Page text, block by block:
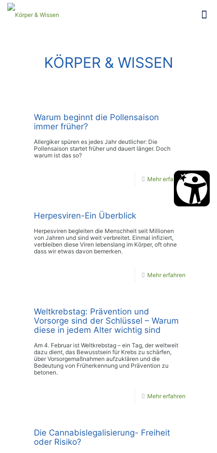
KÖRPER & WISSEN
Warum beginnt die Pollensaison
immer früher?
Allergiker spüren es jedes Jahr deutlicher: Die
Pollensaison startet früher und dauert länger. Doch
warum ist das so?
Mehr erfahren
Herpesviren-Ein Überblick
Herpesviren begleiten die Menschheit seit Millionen
von Jahren und sind weit verbreitet. Einmal infiziert,
verbleiben diese Viren lebenslang im Körper, oft ohne
dass wir etwas davon bemerken.
Mehr erfahren
Weltkrebstag: Prävention und
Vorsorge sind der Schlüssel – Warum
diese in jedem Alter wichtig sind
Am 4. Februar ist Weltkrebstag – ein Tag, der weltweit
dazu dient, das Bewusstsein für Krebs zu schärfen,
über Vorsorgemaßnahmen aufzuklären und die
Bedeutung von Früherkennung und Prävention zu
betonen.
Mehr erfahren
Die Cannabislegalisierung- Freiheit
oder Risiko?